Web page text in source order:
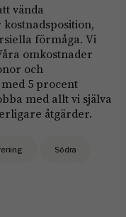
vända
förmåga. Vi
omkostnader
och
5 procent
med allt vi själva
åtgärder.
Södra